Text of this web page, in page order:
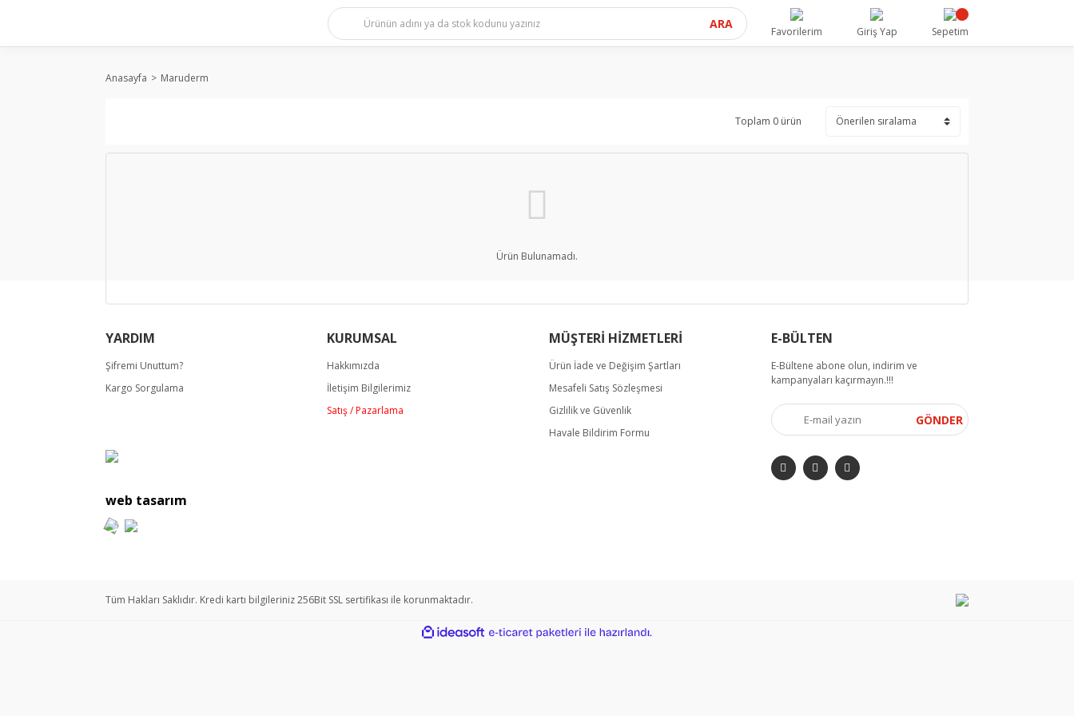
ARA
Favorilerim Giriş Yap Sepetim
Anasayfa Maruderm
Toplam 0 ürün
Ürün Bulunamadı.
YARDIM
Şifremi Unuttum?
Kargo Sorgulama
KURUMSAL
Hakkımızda
İletişim Bilgilerimiz
Satış / Pazarlama
MÜŞTERİ HİZMETLERİ
Ürün İade ve Değişim Şartları
Mesafeli Satış Sözleşmesi
Gizlilik ve Güvenlik
Havale Bildirim Formu
web tasarım
E-BÜLTEN
E-Bültene abone olun, indirim ve
kampanyaları kaçırmayın.!!!
GÖNDER
Tüm Hakları Saklıdır. Kredi kartı bilgileriniz 256Bit SSL sertifikası ile korunmaktadır.
ideasoft
e-